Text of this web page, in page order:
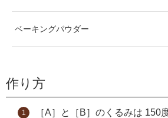
ベーキングパウダー
作り方
［A］と［B］のくるみは 150